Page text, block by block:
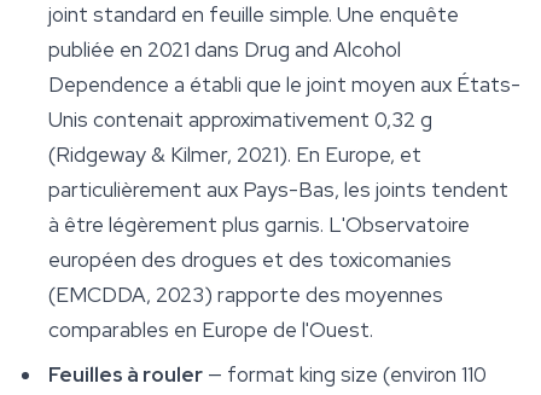
joint standard en feuille simple. Une enquête
publiée en 2021 dans Drug and Alcohol
Dependence a établi que le joint moyen aux États-
Unis contenait approximativement 0,32 g
(Ridgeway & Kilmer, 2021). En Europe, et
particulièrement aux Pays-Bas, les joints tendent
à être légèrement plus garnis. L'Observatoire
européen des drogues et des toxicomanies
(EMCDDA, 2023) rapporte des moyennes
comparables en Europe de l'Ouest.
Feuilles à rouler — format king size (environ 110